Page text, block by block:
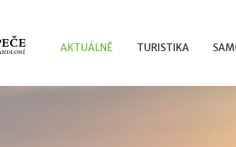
AKTUÁLNĚ TURISTIKA